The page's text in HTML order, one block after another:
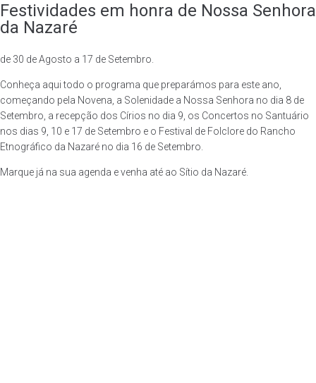
Festividades em honra de Nossa Senhora
da Nazaré
de 30 de Agosto a 17 de Setembro.
Conheça aqui todo o programa que preparámos para este ano,
começando pela Novena, a Solenidade a Nossa Senhora no dia 8 de
Setembro, a recepção dos Círios no dia 9, os Concertos no Santuário
nos dias 9, 10 e 17 de Setembro e o Festival de Folclore do Rancho
Etnográfico da Nazaré no dia 16 de Setembro.
Marque já na sua agenda e venha até ao Sítio da Nazaré.